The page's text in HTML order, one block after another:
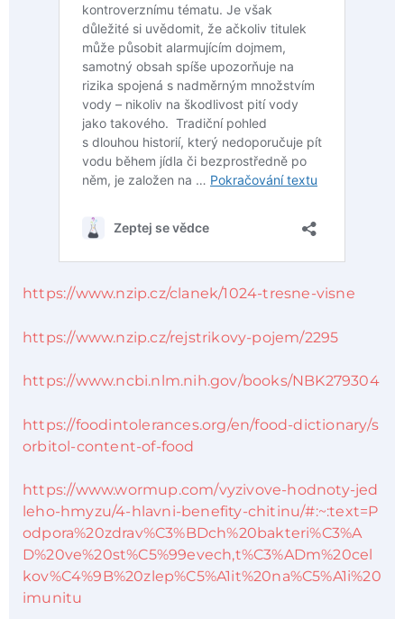
https://www.nzip.cz/clanek/1024-tresne-visne
https://www.nzip.cz/rejstrikovy-pojem/2295
https://www.ncbi.nlm.nih.gov/books/NBK279304
https://foodintolerances.org/en/food-dictionary/s
orbitol-content-of-food
https://www.wormup.com/vyzivove-hodnoty-jed
leho-hmyzu/4-hlavni-benefity-chitinu/#:~:text=P
odpora%20zdrav%C3%BDch%20bakteri%C3%A
D%20ve%20st%C5%99evech,t%C3%ADm%20cel
kov%C4%9B%20zlep%C5%A1it%20na%C5%A1i%20
imunitu